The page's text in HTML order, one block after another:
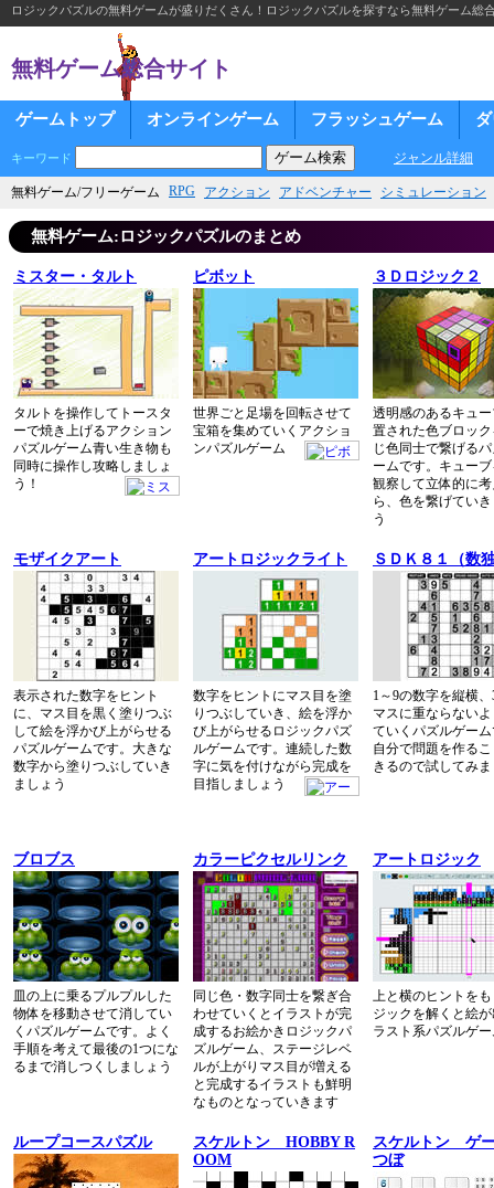
ロジックパズルの無料ゲームが盛りだくさん！ロジックパズルを探すなら無料ゲーム総
無料ゲーム総合サイト
ゲームトップ オンラインゲーム フラッシュゲーム
キーワード ジャンル詳細
無料ゲーム/フリーゲーム RPG アクション アドベンチャー シミュレーション
無料ゲーム:ロジックパズルのまとめ
ミスター・タルト
タルトを操作してトースタ
ーで焼き上げるアクション
パズルゲーム青い生き物も
同時に操作し攻略しましょ
う！
ピボット
世界ごと足場を回転させて
宝箱を集めていくアクショ
ンパズルゲーム
３Ｄロジック２
透明感のあるキュ
置された色ブロッ
じ色同士で繋げる
ームです。キュー
観察して立体的に
ら、色を繋げてい
う
モザイクアート
表示された数字をヒント
に、マス目を黒く塗りつぶ
して絵を浮かび上がらせる
パズルゲームです。大きな
数字から塗りつぶしていき
ましょう
アートロジックライト
数字をヒントにマス目を塗
りつぶしていき、絵を浮か
び上がらせるロジックパズ
ルゲームです。連続した数
字に気を付けながら完成を
目指しましょう
ＳＤＫ８１（数
1～9の数字を縦横
マスに重ならない
ていくパズルゲー
自分で問題を作る
きるので試してみ
ブロブス
皿の上に乗るプルプルした
物体を移動させて消してい
くパズルゲームです。よく
手順を考えて最後の1つにな
るまで消しつくしましょう
カラーピクセルリンク
同じ色・数字同士を繋ぎ合
わせていくとイラストが完
成するお絵かきロジックパ
ズルゲーム、ステージレベ
ルが上がりマス目が増える
と完成するイラストも鮮明
なものとなっていきます
アートロジック
上と横のヒントを
ジックを解くと絵
ラスト系パズルゲ
ループコースパズル
スケルトン HOBBY R
OOM
スケルトン ゲ
つぼ